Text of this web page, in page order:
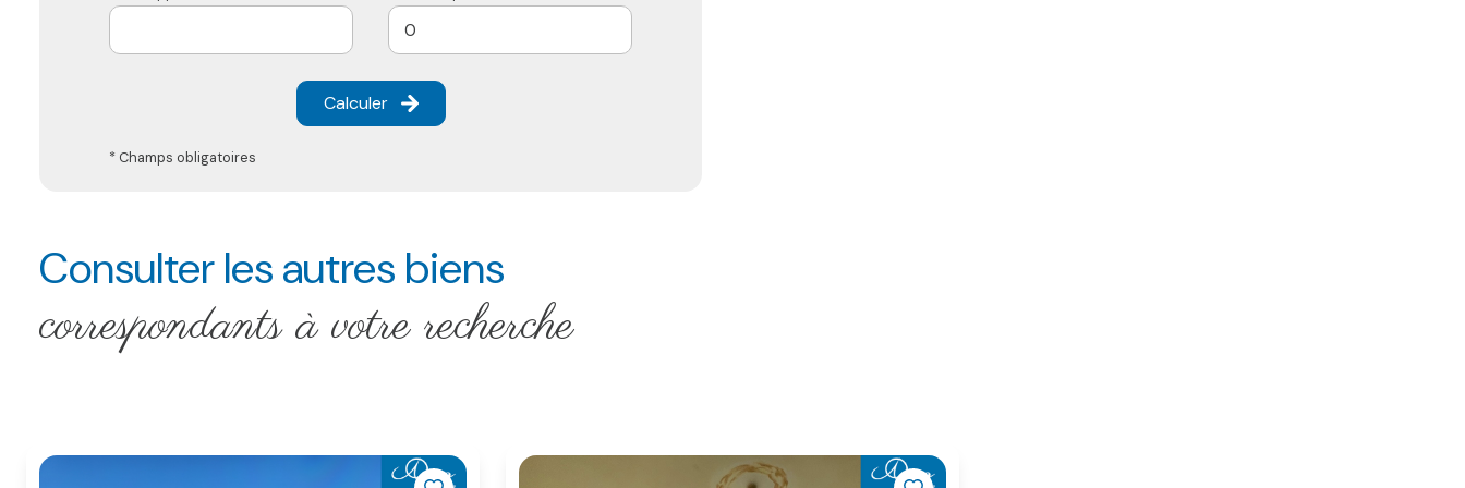
Calculer
* Champs obligatoires
Consulter les autres biens
correspondants à votre recherche